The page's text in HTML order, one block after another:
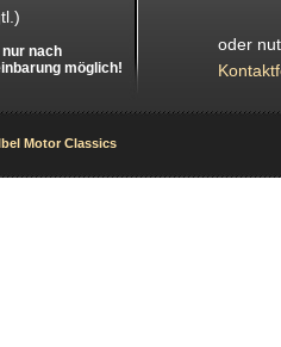
nach
möglich!
oder
Motor Classics